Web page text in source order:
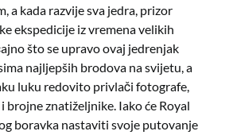
a kada razvije sva jedra, prizor
ekspedicije iz vremena velikih
što se upravo ovaj jedrenjak
najljepših brodova na svijetu, a
luku redovito privlači fotografe,
brojne znatiželjnike. Iako će Royal
boravka nastaviti svoje putovanje